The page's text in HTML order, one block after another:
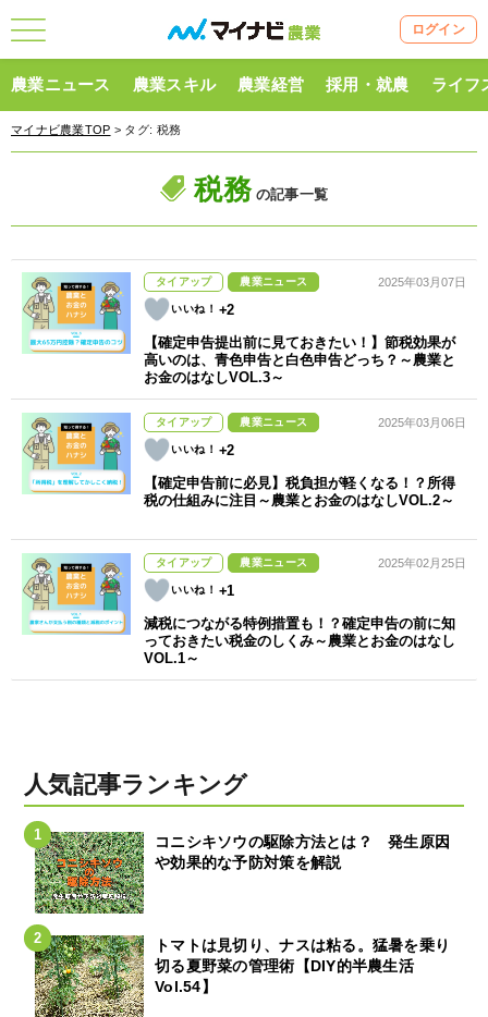
ログイン
農業ニュース 農業スキル 農業経営 採用・就農 ライフ
マイナビ農業TOP > タグ: 税務
税務 の記事一覧
タイアップ 農業ニュース
+2
2025年03月07日
【確定申告提出前に見ておきたい！】節税効果が
高いのは、青色申告と白色申告どっち？～農業と
お金のはなしVOL.3～
タイアップ 農業ニュース
+2
2025年03月06日
【確定申告前に必見】税負担が軽くなる！？所得
税の仕組みに注目～農業とお金のはなしVOL.2～
タイアップ 農業ニュース
+1
2025年02月25日
減税につながる特例措置も！？確定申告の前に知
っておきたい税金のしくみ～農業とお金のはなし
VOL.1～
人気記事ランキング
コニシキソウの駆除方法とは？ 発生原因
や効果的な予防対策を解説
トマトは見切り、ナスは粘る。猛暑を乗り
切る夏野菜の管理術【DIY的半農生活
Vol.54】